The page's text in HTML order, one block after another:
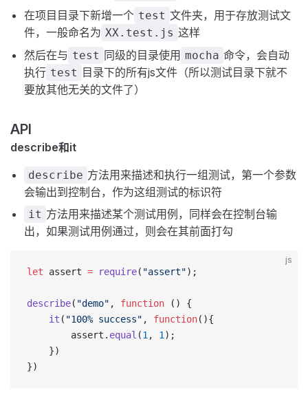
在项目目录下新增一个 test 文件夹，用于存放测试文
件，一般命名为 XX.test.js 这样
然后在与 test 同级的目录使用 mocha 命令，会自动
执行 test 目录下的所有js文件（所以测试目录下就不
要放其他无关的文件了）
API
describe和it
describe 方法用来描述和执行一组测试，第一个参数
会输出到控制台，作为这组测试的标识符
it 方法用来描述某个测试用例，同样会在控制台输
出，如果测试用例通过，则会在其前面打勾
js
let assert = require( "assert");
describe( "demo" , function () {
  	it
( "100% success" , function(){
      	assert.
equal (1 , 1 );
  	})
})